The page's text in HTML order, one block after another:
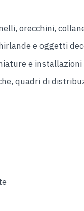
orecchini,
e oggetti
e
quadri di